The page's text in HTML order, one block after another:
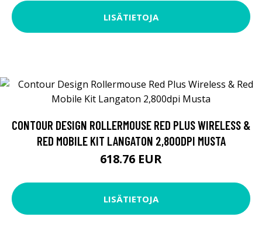
LISÄTIETOJA
CONTOUR DESIGN ROLLERMOUSE RED PLUS WIRELESS &
RED MOBILE KIT LANGATON 2,800DPI MUSTA
618.76 EUR
LISÄTIETOJA